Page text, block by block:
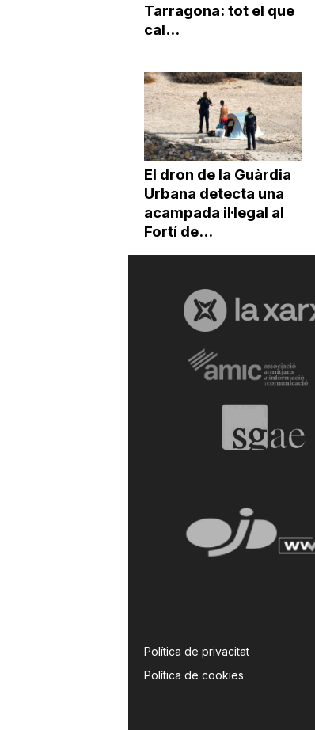
Tarragona: tot el que
cal...
El dron de la Guàrdia
Urbana detecta una
acampada il·legal al
Fortí de...
Política de privacitat
Política de cookies